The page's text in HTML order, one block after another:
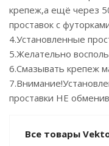
крепеж,а ещё через
проставок с
4.Установленные
5.Желательно
6.Смазывать крепеж
проставки НЕ
Все товары